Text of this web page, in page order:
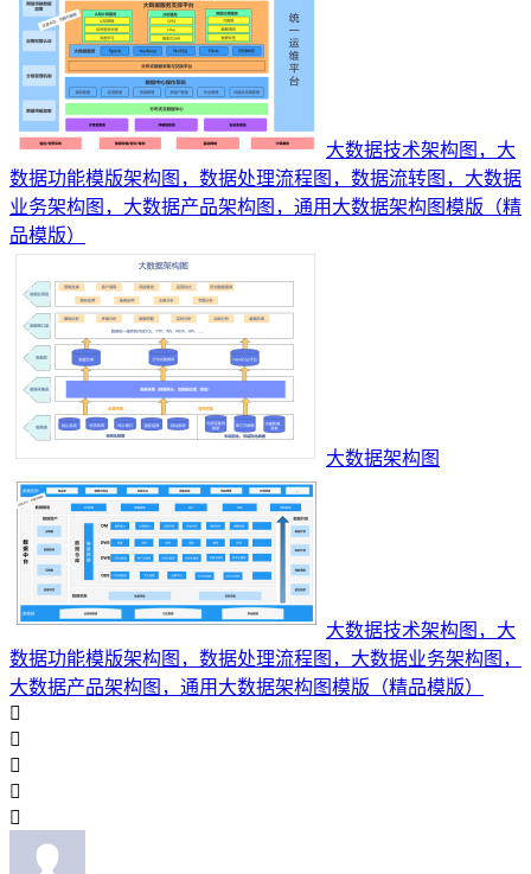
大数据技术架构图，大
数据功能模版架构图，数据处理流程图，数据流转图，大数据
业务架构图，大数据产品架构图，通用大数据架构图模版（精
品模版）
大数据架构图
大数据技术架构图，大
数据功能模版架构图，数据处理流程图，大数据业务架构图，
大数据产品架构图，通用大数据架构图模版（精品模版）




